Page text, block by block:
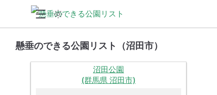
懸垂のできる公園リスト（沼田市）
沼田公園
(群馬県 沼田市)